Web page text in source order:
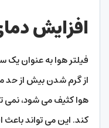
افزایش
فیلتر هوا به عنوان یک
از گرم شدن بیش از حد
هوا کثیف می شود، نمی
کند. این می تواند